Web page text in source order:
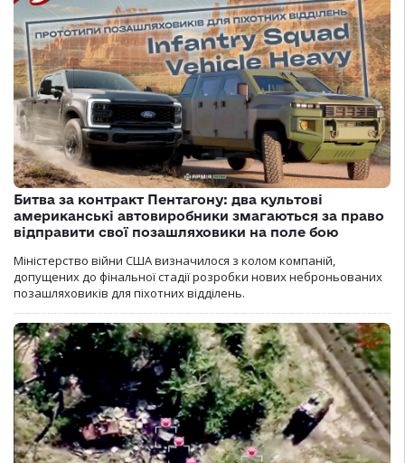
Битва за контракт Пентагону: два культові
американські автовиробники змагаються за право
відправити свої позашляховики на поле бою
Міністерство війни США визначилося з колом компаній,
допущених до фінальної стадії розробки нових неброньованих
позашляховиків для піхотних відділень.